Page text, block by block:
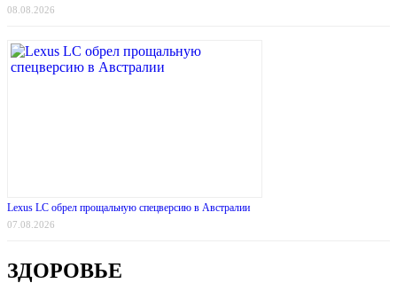
08.08.2026
Lexus LC обрел прощальную спецверсию в Австралии
07.08.2026
ЗДОРОВЬЕ